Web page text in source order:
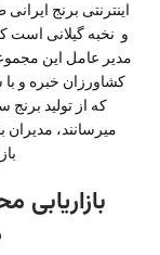
اینترنتی برنج
و نخبه گیلانی است
مدیر عامل این
کشاورزان خبره و با
که از تولید برنج
میرسانند،